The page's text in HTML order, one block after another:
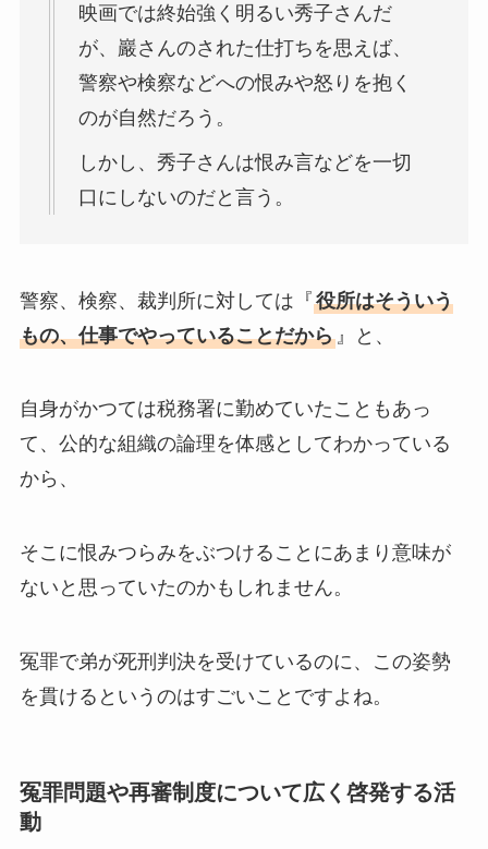
映画では終始強く明るい秀子さんだ
が、巖さんのされた仕打ちを思えば、
警察や検察などへの恨みや怒りを抱く
のが自然だろう。
しかし、秀子さんは恨み言などを一切
口にしないのだと言う。
警察、検察、裁判所に対しては『役所はそういう
もの、仕事でやっていることだから』と、
自身がかつては税務署に勤めていたこともあっ
て、公的な組織の論理を体感としてわかっている
から、
そこに恨みつらみをぶつけることにあまり意味が
ないと思っていたのかもしれません。
冤罪で弟が死刑判決を受けているのに、この姿勢
を貫けるというのはすごいことですよね。
冤罪問題や再審制度について広く啓発する活
動